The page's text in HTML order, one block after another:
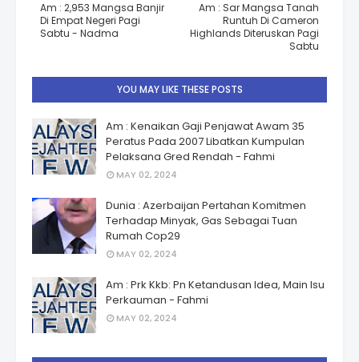
Am : Sar Mangsa Tanah
Runtuh Di Cameron
Highlands Diteruskan Pagi
Sabtu
Am : 2,953 Mangsa Banjir
Di Empat Negeri Pagi
Sabtu - Nadma
YOU MAY LIKE THESE POSTS
Am : Kenaikan Gaji Penjawat Awam 35
Peratus Pada 2007 Libatkan Kumpulan
Pelaksana Gred Rendah - Fahmi
MAY 02, 2024
Dunia : Azerbaijan Pertahan Komitmen
Terhadap Minyak, Gas Sebagai Tuan
Rumah Cop29
MAY 02, 2024
Am : Prk Kkb: Pn Ketandusan Idea, Main Isu
Perkauman - Fahmi
MAY 02, 2024